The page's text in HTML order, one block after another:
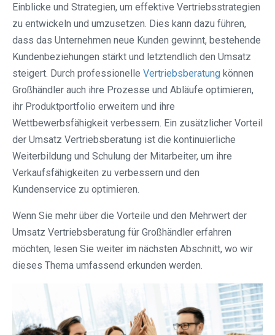
Einblicke und Strategien, um effektive Vertriebsstrategien
zu entwickeln und umzusetzen. Dies kann dazu führen,
dass das Unternehmen neue Kunden gewinnt, bestehende
Kundenbeziehungen stärkt und letztendlich den Umsatz
steigert. Durch professionelle Vertriebsberatung können
Großhändler auch ihre Prozesse und Abläufe optimieren,
ihr Produktportfolio erweitern und ihre
Wettbewerbsfähigkeit verbessern. Ein zusätzlicher Vorteil
der Umsatz Vertriebsberatung ist die kontinuierliche
Weiterbildung und Schulung der Mitarbeiter, um ihre
Verkaufsfähigkeiten zu verbessern und den
Kundenservice zu optimieren.
Wenn Sie mehr über die Vorteile und den Mehrwert der
Umsatz Vertriebsberatung für Großhändler erfahren
möchten, lesen Sie weiter im nächsten Abschnitt, wo wir
dieses Thema umfassend erkunden werden.